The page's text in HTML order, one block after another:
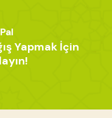
Yapmak İçin